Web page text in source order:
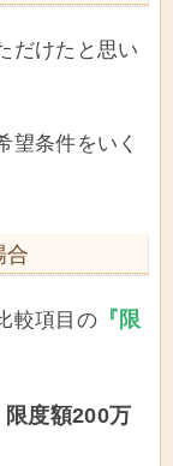
だけたと思い
望条件をいく
合
較項目の 『限
限度額200万